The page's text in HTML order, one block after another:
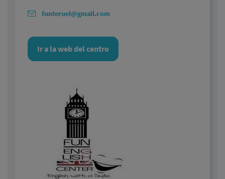
funteruel@gmail.com
Ir a la web del centro